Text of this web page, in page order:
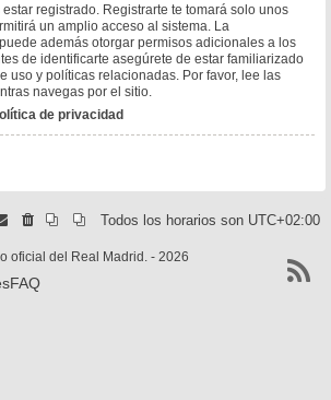
registrado. Registrarte te tomará solo unos
un amplio acceso al sistema. La
además otorgar permisos adicionales a los
de identificarte asegúrete de estar familiarizado
uso y políticas relacionadas. Por favor, lee las
navegas por el sitio.
de privacidad
Todos los horarios son UTC+02:00
oficial del Real Madrid. - 2026
FAQ